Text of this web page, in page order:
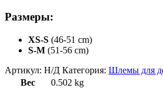
Размеры:
XS-S (46-51 cm)
S-M (51-56 cm)
Артикул: Н/Д Категория: Шлемы для
Вес
0.502 kg